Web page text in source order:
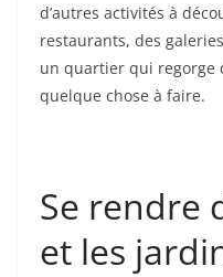
d’autres activités à
restaurants, des
un quartier qui regorge
quelque chose à faire.
Se rendre
et les